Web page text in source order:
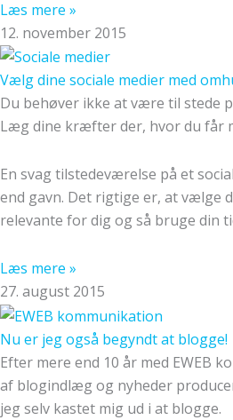
Læs mere »
12. november 2015
Vælg dine sociale medier med
Du behøver ikke at være til stede
Læg dine kræfter der, hvor du får
En svag tilstedeværelse på et
end gavn. Det rigtige er, at vælge
relevante for dig og så bruge din
Læs mere »
27. august 2015
Nu er jeg også begyndt at blogge!
Efter mere end 10 år med EWEB
af blogindlæg og nyheder
jeg selv kastet mig ud i at blogge.